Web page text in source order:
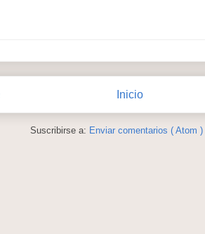
Inicio
Suscribirse a: Enviar comentarios ( Atom )